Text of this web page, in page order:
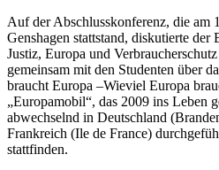
Auf der Abschlusskonferenz, die am
Genshagen stattstand, diskutierte
Justiz, Europa und
gemeinsam mit den Studenten über
braucht Europa –Wieviel Europa
„Europamobil“, das 2009 ins Leben
abwechselnd in Deutschland
Frankreich (Ile de France)
stattfinden.